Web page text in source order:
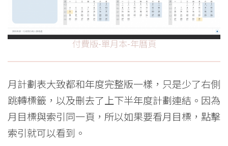
付費版-單月本-年曆頁
月計劃表大致都和年度完整版一樣，只是少了右側
跳轉標籤，以及刪去了上下半年度計劃連結。因為
月目標與索引同一頁，所以如果要看月目標，點擊
索引就可以看到。